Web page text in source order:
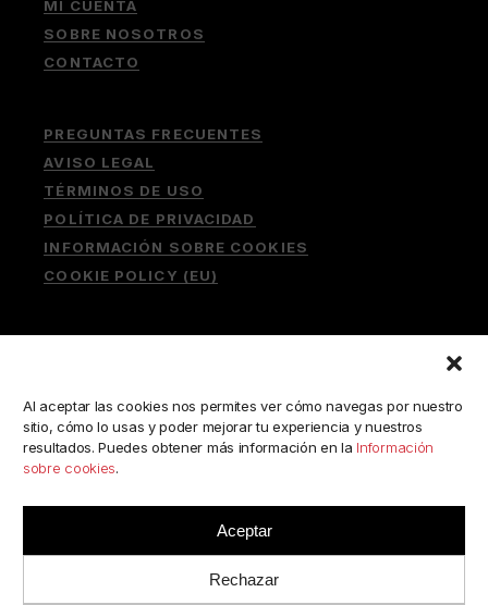
Al aceptar las cookies nos permites ver cómo navegas por nuestro
sitio, cómo lo usas y poder mejorar tu experiencia y nuestros
resultados. Puedes obtener más información en la Información
sobre cookies.
Aceptar
Rechazar
MI CUENTA
SOBRE NOSOTROS
CONTACTO
PREGUNTAS FRECUENTES
AVISO LEGAL
TÉRMINOS DE USO
POLÍTICA DE PRIVACIDAD
INFORMACIÓN SOBRE COOKIES
COOKIE POLICY (EU)
Buscar: